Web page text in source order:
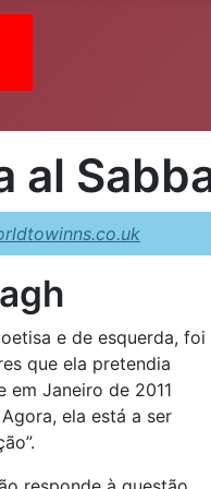
al
e de esquerda, foi
que ela pretendia
Janeiro de 2011
ela está a ser